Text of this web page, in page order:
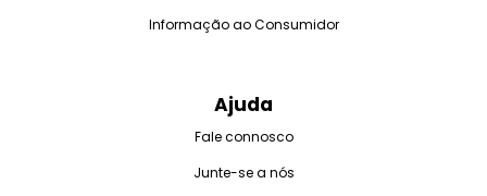
Informação ao Consumidor
Ajuda
Fale connosco
Junte-se a nós